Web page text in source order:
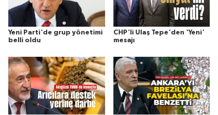
Yeni Parti'de grup yönetimi
belli oldu
CHP'li Ulaş Tepe'den 'Yeni'
mesajı